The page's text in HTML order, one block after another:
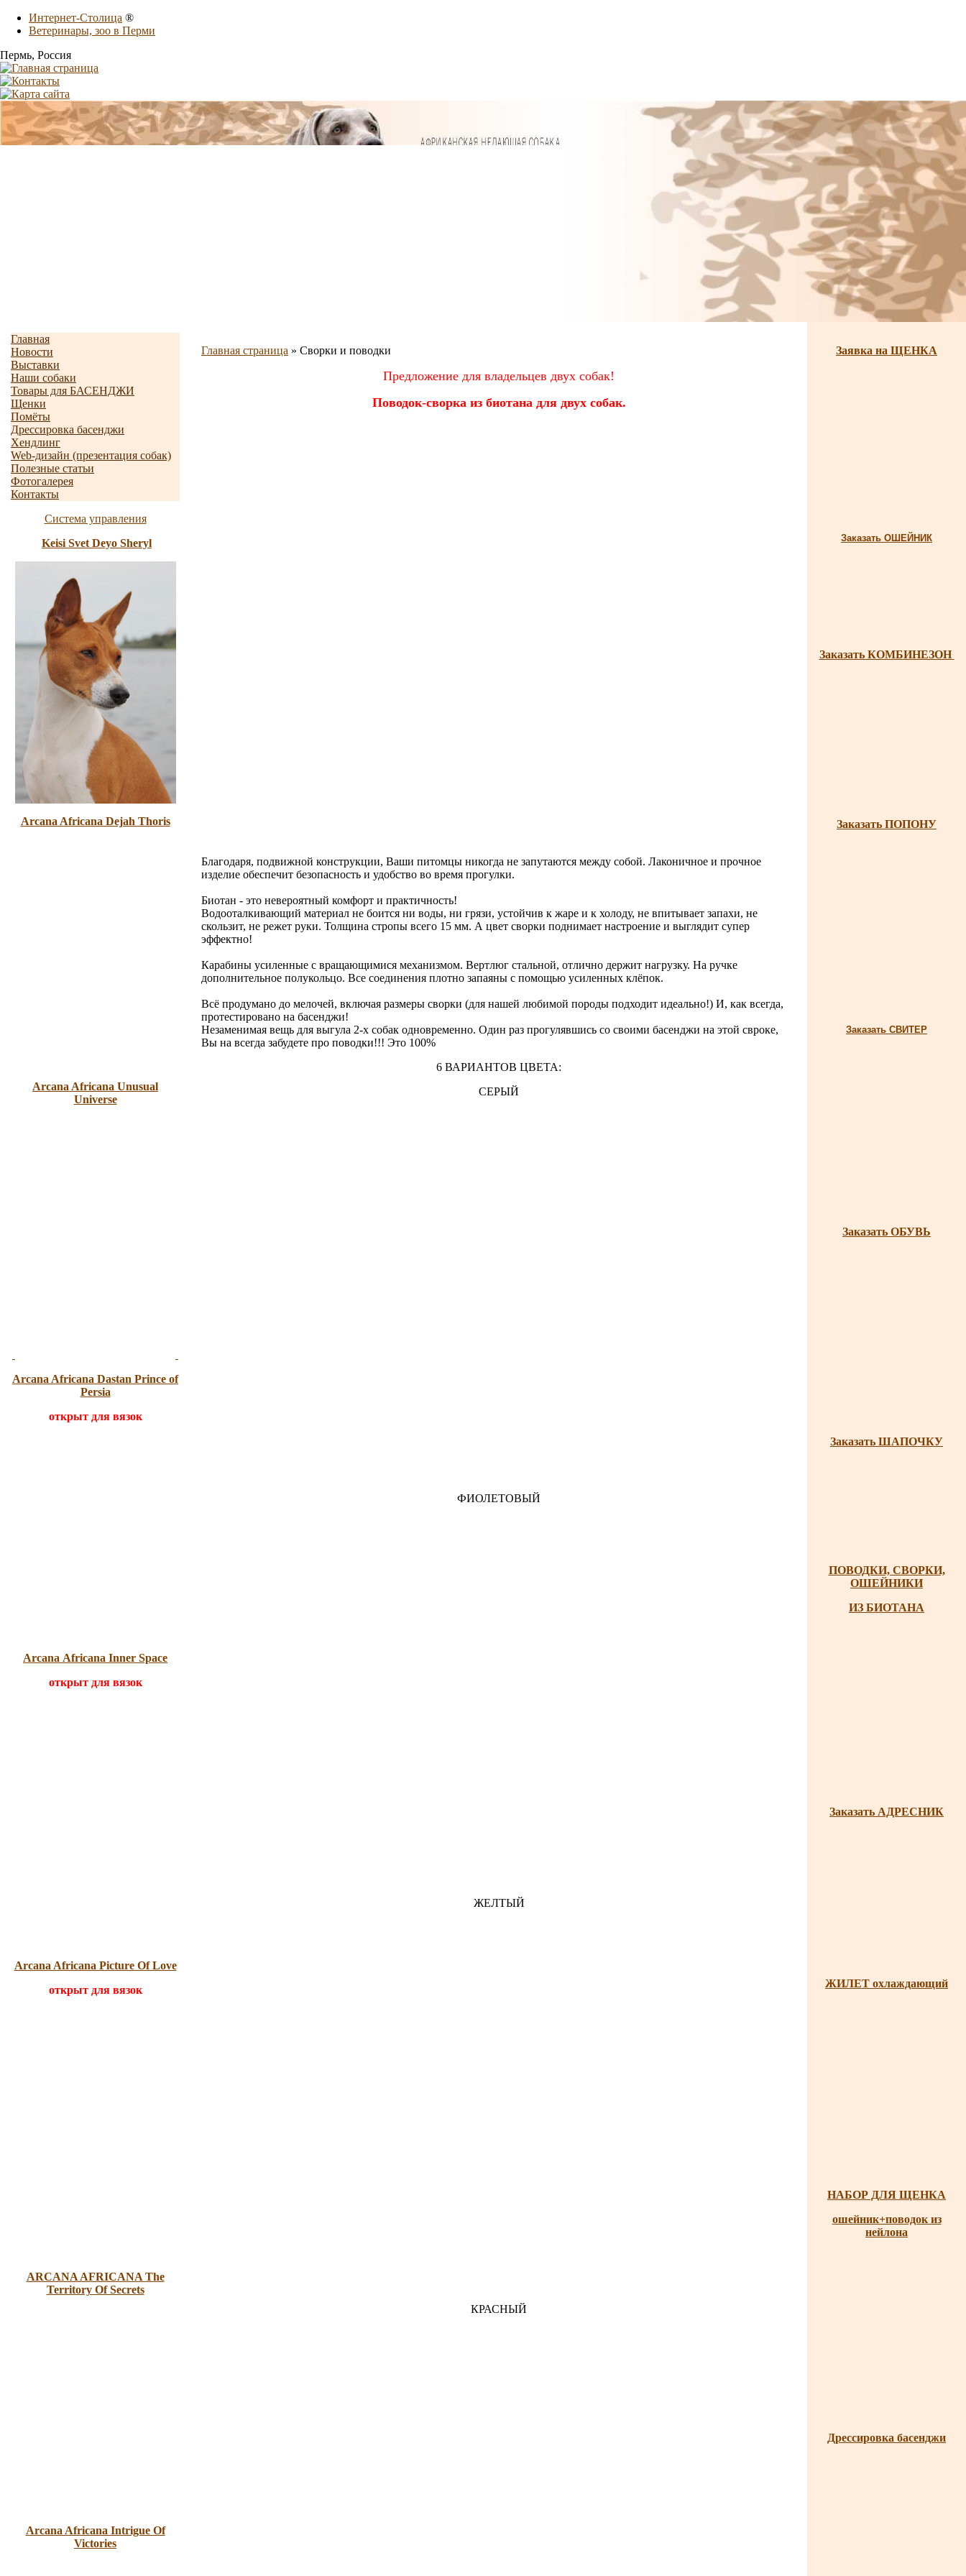
Интернет-Столица ®
Ветеринары, зоо в Перми
Пермь, Россия
Главная
Новости
Выставки
Наши собаки
Товары для БАСЕНДЖИ
Щенки
Помёты
Дрессировка басенджи
Хендлинг
Web-дизайн (презентация собак)
Полезные статьи
Фотогалерея
Контакты
Система управления
Keisi Svet Deyo Sheryl
Arcana Africana Dejah Thoris
Arcana Africana Unusual
Universe
Arcana Africana Dastan Prince of
Persia
открыт для вязок
Arcana Africana Inner Space
открыт для вязок
Arcana Africana Picture Of Love
открыт для вязок
ARCANA AFRICANA The
Territory Of Secrets
Arcana Africana Intrigue Of
Victories
Главная страница » Сворки и поводки
Предложение для владельцев двух собак!
Поводок-сворка из биотана для двух собак.
Благодаря, подвижной конструкции, Ваши питомцы никогда не запутаются между собой. Лаконичное и прочное
изделие обеспечит безопасность и удобство во время прогулки.
Биотан - это невероятный комфорт и практичность!
Водооталкивающий материал не боится ни воды, ни грязи, устойчив к жаре и к холоду, не впитывает запахи, не
скользит, не режет руки. Толщина стропы всего 15 мм. А цвет сворки поднимает настроение и выглядит супер
эффектно!
Карабины усиленные с вращающимися механизмом. Вертлюг стальной, отлично держит нагрузку. На ручке
дополнительное полукольцо. Все соединения плотно запаяны с помощью усиленных клёпок.
Всё продумано до мелочей, включая размеры сворки (для нашей любимой породы подходит идеально!) И, как всегда,
протестировано на басенджи!
Незаменимая вещь для выгула 2-х собак одновременно. Один раз прогулявшись со своими басенджи на этой свроке,
Вы на всегда забудете про поводки!!! Это 100%
6 ВАРИАНТОВ ЦВЕТА:
СЕРЫЙ
ФИОЛЕТОВЫЙ
ЖЕЛТЫЙ
КРАСНЫЙ
Заявка на ЩЕНКА
Заказать ОШЕЙНИК
Заказать КОМБИНЕЗОН
Заказать ПОПОНУ
Заказать СВИТЕР
Заказать ОБУВЬ
Заказать ШАПОЧКУ
ПОВОДКИ, СВОРКИ,
ОШЕЙНИКИ
ИЗ БИОТАНА
Заказать АДРЕСНИК
ЖИЛЕТ охлаждающий
НАБОР ДЛЯ ЩЕНКА
ошейник+поводок из
нейлона
Дрессировка басенджи